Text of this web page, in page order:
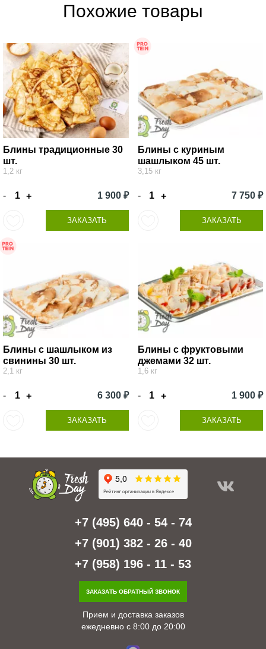
Похожие товары
Блины традиционные 30
шт.
1,2 кг
- + 1 900 ₽
ЗАКАЗАТЬ
Блины с куриным
шашлыком 45 шт.
3,15 кг
- + 7 750 ₽
ЗАКАЗАТЬ
Блины с шашлыком из
свинины 30 шт.
2,1 кг
- + 6 300 ₽
ЗАКАЗАТЬ
Блины с фруктовыми
джемами 32 шт.
1,6 кг
- + 1 900 ₽
ЗАКАЗАТЬ
+7 (495) 640 - 54 - 74
+7 (901) 382 - 26 - 40
+7 (958) 196 - 11 - 53
ЗАКАЗАТЬ ОБРАТНЫЙ ЗВОНОК
Прием и доставка заказов
ежедневно с 8:00 до 20:00